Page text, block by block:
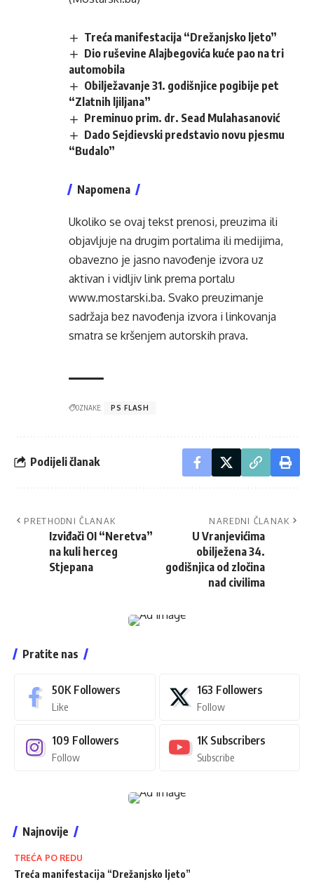
Treća manifestacija “Drežanjsko ljeto”
Dio ruševine Alajbegovića kuće pao na tri
automobila
Obilježavanje 31. godišnjice pogibije pet
“Zlatnih ljiljana”
Preminuo prim. dr. Sead Mulahasanović
Dado Sejdievski predstavio novu pjesmu
“Budalo”
Napomena
Ukoliko se ovaj tekst prenosi, preuzima ili
objavljuje na drugim portalima ili medijima,
obavezno je jasno navođenje izvora uz
aktivan i vidljiv link prema portalu
www.mostarski.ba. Svako preuzimanje
sadržaja bez navođenja izvora i linkovanja
smatra se kršenjem autorskih prava.
OZNAKE: PS FLASH
Podijeli članak
PRETHODNI ČLANAK
Izviđači OI “Neretva”
na kuli herceg
Stjepana
NAREDNI ČLANAK
U Vranjevićima
obilježena 34.
godišnjica od zločina
nad civilima
Pratite nas
50K Followers
Like
163 Followers
Follow
109 Followers
Follow
1K Subscribers
Subscribe
Najnovije
TREĆA PO REDU
Treća manifestacija “Drežanjsko ljeto”